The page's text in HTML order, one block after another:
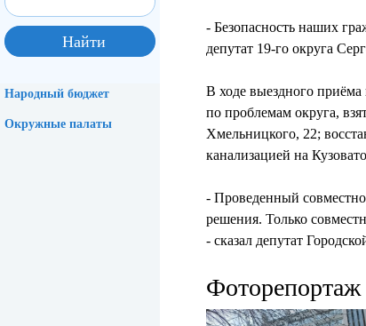
Народный бюджет
Окружные палаты
- Безопасность наших
депутат 19-го округа
В ходе выездного
по проблемам округа,
Хмельницкого, 22;
канализацией на
- Проведенный
решения. Только
- сказал депутат
Фоторепортаж